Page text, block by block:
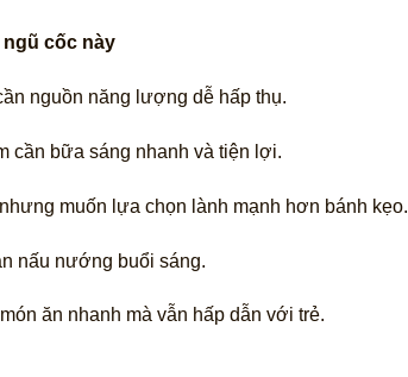
cốc này
nguồn năng lượng dễ hấp thụ.
cần bữa sáng nhanh và tiện lợi.
muốn lựa chọn lành mạnh hơn bánh kẹo.
nấu nướng buổi sáng.
ăn nhanh mà vẫn hấp dẫn với trẻ.